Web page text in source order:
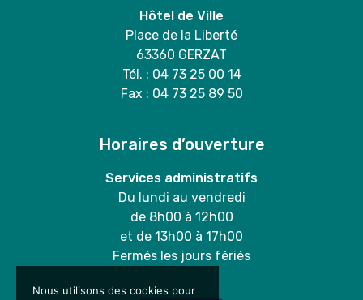
Hôtel de Ville
Place de la Liberté
63360 GERZAT
Tél. : 04 73 25 00 14
Fax : 04 73 25 89 50
Horaires d’ouverture
Services administratifs
Du lundi au vendredi
de 8h00 à 12h00
et de 13h00 à 17h00
Fermés les jours fériés
Nous utilisons des cookies pour